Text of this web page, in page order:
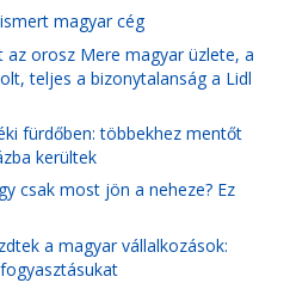
magyar cég
az orosz Mere magyar üzlete, a
teljes a bizonytalanság a Lidl
fürdőben: többekhez mentőt
kerültek
csak most jön a neheze? Ez
a magyar vállalkozások: